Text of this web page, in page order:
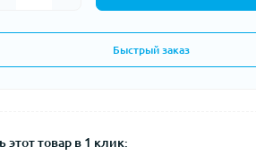
Быстрый заказ
этот товар в 1 клик: